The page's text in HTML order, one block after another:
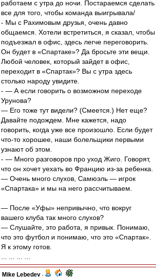
работаем с утра до ночи. Постараемся сделать
все для того, чтобы команда выигрывала/
- Мы с Рахимовым друзья, очень давно
общаемся. Хотели встретиться, я сказал, чтобы
подъезжал в офис, здесь легче переговорить.
Он будет в «Спартаке»? Да бросьте эти вещи.
Любой человек, который зайдет в офис,
переходит в «Спартак»? Вы с утра здесь
столько народу увидите.
- — А если говорить о возможном переходе
Урунова?
— Его тоже тут видели? (Смеется.) Нет еще?
Давайте подождем. Мне кажется, надо
говорить, когда уже все произошло. Если будет
что-то хорошее, наши болельщики первыми
узнают об этом.
- — Много разговоров про уход Жиго. Говорят,
что он хочет уехать во Францию из-за ребенка.
— Очень много слухов, Самюэль — игрок
«Спартака» и мы на него рассчитываем.
— После «Уфы» непривычно, что вокруг
вашего клуба так много слухов?
— Слушайте, это работа, я привык. Понимаю,
что это футбол и понимаю, что это «Спартак».
Я к этому готов.
Mike Lebedev -